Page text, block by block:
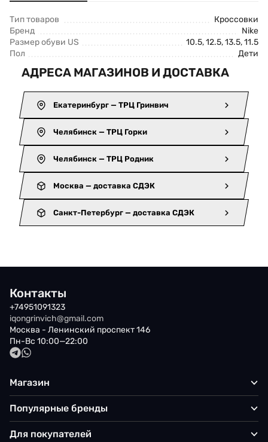
Тип товаров
Кроссовки
Бренд
Nike
Размер обуви US
10.5, 12.5, 13.5, 11.5
Пол
Дети
АДРЕСА МАГАЗИНОВ И ДОСТАВКА
Екатеринбург — ТРЦ Гринвич
Челябинск — ТРЦ Горки
Челябинск — ТРЦ Родник
Москва — доставка СДЭК
Санкт-Петербург — доставка СДЭК
Контакты
+74951091323
iqongrinvich@gmail.com
Москва - Ленинский проспект 146
Пн-Вс 10:00—22:00
Магазин
Популярные бренды
Для покупателей